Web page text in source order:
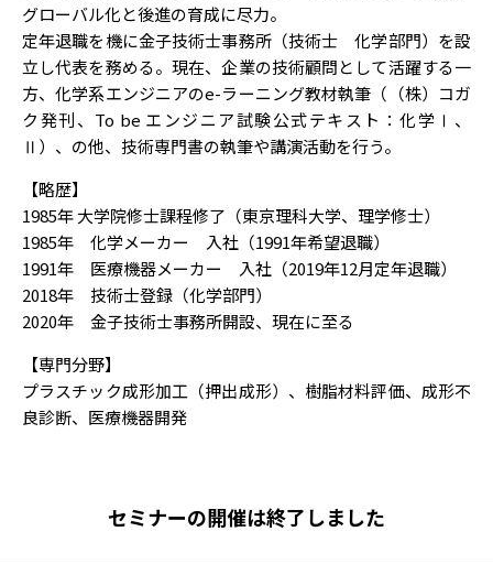
グローバル化と後進の育成に尽力。
定年退職を機に金子技術士事務所（技術士 化学部門）を設
立し代表を務める。現在、企業の技術顧問として活躍する一
方、化学系エンジニアのe-ラーニング教材執筆（（株）コガ
ク発刊、To be エンジニア試験公式テキスト：化学Ⅰ、
Ⅱ）、の他、技術専門書の執筆や講演活動を行う。
【略歴】
1985年 大学院修士課程修了（東京理科大学、理学修士）
1985年 化学メーカー 入社（1991年希望退職）
1991年 医療機器メーカー 入社（2019年12月定年退職）
2018年 技術士登録（化学部門）
2020年 金子技術士事務所開設、現在に至る
【専門分野】
プラスチック成形加工（押出成形）、樹脂材料評価、成形不
良診断、医療機器開発
セミナーの開催は終了しました